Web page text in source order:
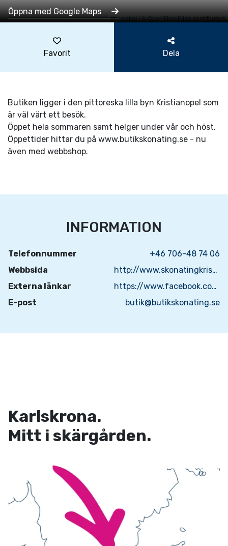
Leaflet|©OpenStreetMapcontributors
Öppna med Google Maps
Favorit Dela
Butiken ligger i den pittoreska lilla byn Kristianopel som
är väl värt ett besök.
Öppet hela sommaren samt helger under vår och höst.
Öppettider hittar du på www.butikskonating.se - nu
även med webbshop.
INFORMATION
Telefonnummer
+46 706-48 74 06
Webbsida
http://www.skonatingkristianopel.se
Externa länkar
https://www.facebook.com/skonatingkristianopel/?fref=ts/
E-post
butik@butikskonating.se
Karlskrona.
Mitt i skärgården.